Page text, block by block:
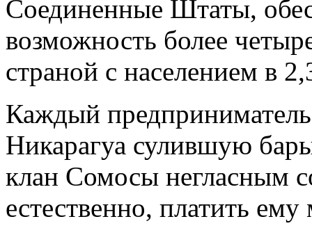
Соединенные Штаты,
возможность более
страной с населением в
Каждый
Никарагуа сулившую
клан Сомосы негласным
естественно, платить